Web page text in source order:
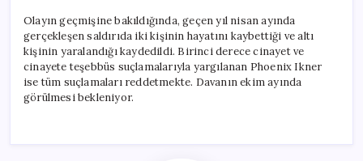
Olayın geçmişine bakıldığında, geçen yıl nisan ayında
gerçekleşen saldırıda iki kişinin hayatını kaybettiği ve altı
kişinin yaralandığı kaydedildi. Birinci derece cinayet ve
cinayete teşebbüs suçlamalarıyla yargılanan Phoenix Ikner
ise tüm suçlamaları reddetmekte. Davanın ekim ayında
görülmesi bekleniyor.